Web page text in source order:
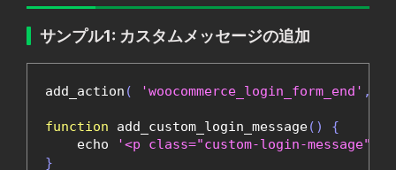
サンプル1: カスタムメッセージの追加
add_action ( 'woocommerce_login_form_end' ,
function add_custom_login_message()
{
    echo
'<p class="custom-login-message">ログ
}